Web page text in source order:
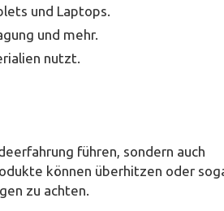
und Laptops.
und mehr.
nutzt.
führen, sondern auch
können überhitzen oder
zu achten.